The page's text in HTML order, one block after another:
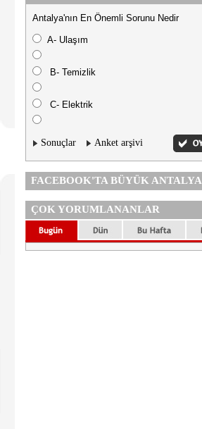
Antalya'nın En Önemli Sorunu Nedir
A- Ulaşım
B- Temizlik
C- Elektrik
Sonuçlar Anket arşivi
FACEBOOK'TA BÜYÜK ANTALYA
ÇOK YORUMLANANLAR